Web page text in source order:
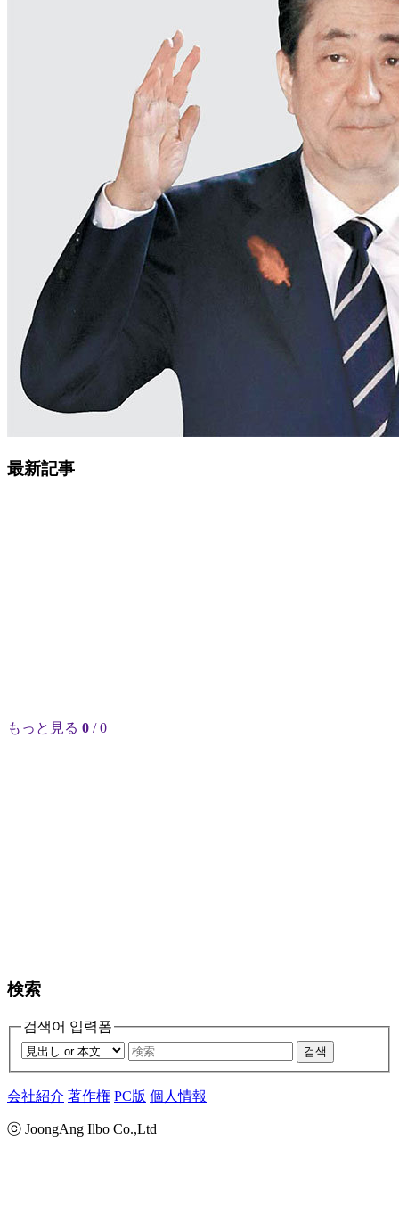
最新記事
もっと見る 0 / 0
検索
검색어 입력폼
검색
会社紹介 著作権 PC版 個人情報
ⓒ JoongAng Ilbo Co.,Ltd